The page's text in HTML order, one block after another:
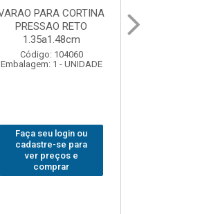
VARAL PARA TETO
MAXEB ACO 1.40m
Código: 104086
Embalagem: 1 - UNIDADE
Faça seu login ou
cadastre-se para
ver preços e
comprar